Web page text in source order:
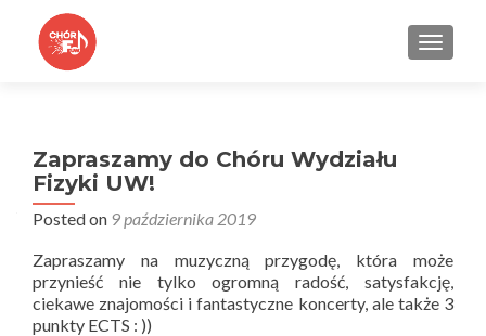
Zapraszamy do Chóru Wydziału
Fizyki UW!
Posted on 9 października 2019
Zapraszamy na muzyczną przygodę, która może
przynieść nie tylko ogromną radość, satysfakcję,
ciekawe znajomości i fantastyczne koncerty, ale także 3
punkty ECTS : ))